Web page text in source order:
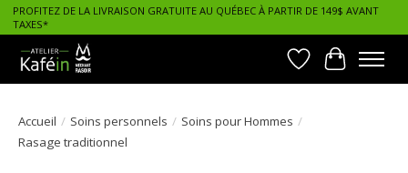
PROFITEZ DE LA LIVRAISON GRATUITE AU QUÉBEC À PARTIR DE 149$ AVANT
TAXES*
Liste dePanier
Accueil / Soins personnels / Soins pour Hommes /
Rasage traditionnel